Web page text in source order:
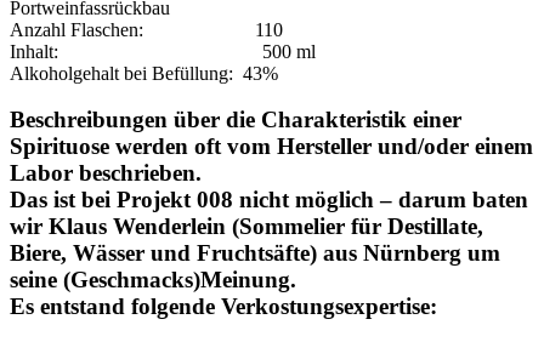
Portweinfassrückbau
Anzahl Flaschen: 110
Inhalt: 500 ml
Alkoholgehalt bei Befüllung: 43%
Beschreibungen über die Charakteristik einer
Spirituose werden oft vom Hersteller und/oder einem
Labor beschrieben.
Das ist bei Projekt 008 nicht möglich – darum baten
wir Klaus Wenderlein (Sommelier für Destillate,
Biere, Wässer und Fruchtsäfte) aus Nürnberg um
seine (Geschmacks)Meinung.
Es entstand folgende Verkostungsexpertise: